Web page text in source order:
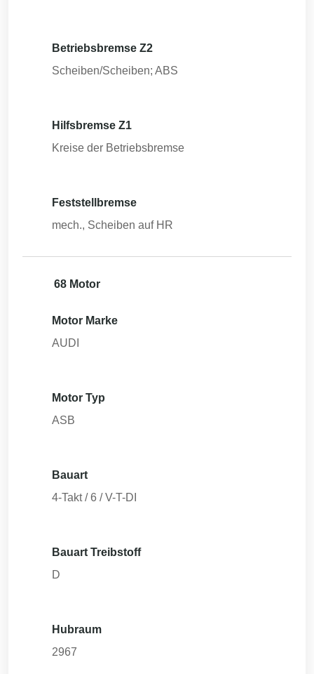
Betriebsbremse Z2
Scheiben/Scheiben; ABS
Hilfsbremse Z1
Kreise der Betriebsbremse
Feststellbremse
mech., Scheiben auf HR
68 Motor
Motor Marke
AUDI
Motor Typ
ASB
Bauart
4-Takt / 6 / V-T-DI
Bauart Treibstoff
D
Hubraum
2967